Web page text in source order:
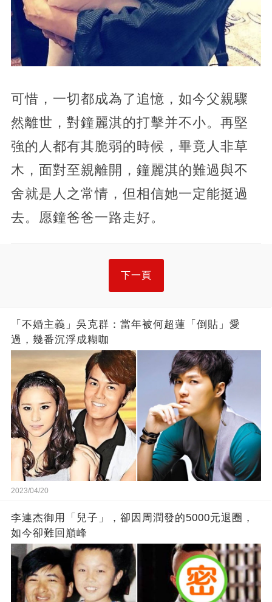
可惜，一切都成為了追憶，如今父親驟
然離世，對鐘麗淇的打擊并不小。再堅
強的人都有其脆弱的時候，畢竟人非草
木，面對至親離開，鐘麗淇的難過與不
舍就是人之常情，但相信她一定能挺過
去。愿鐘爸爸一路走好。
下一頁
「不婚主義」吳克群：當年被何超蓮「倒貼」愛
過，幾番沉浮成糊咖
2023/04/20
李連杰御用「兒子」，卻因周潤發的5000元退圈，
如今卻難回巔峰